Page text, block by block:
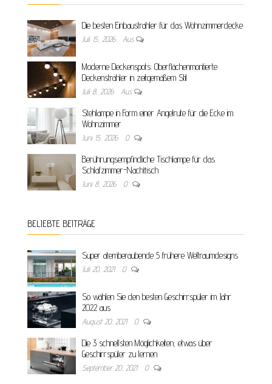
Die besten Einbaustrahler für das Wohnzimmerdecke
Juli 15, 2026 Aus
Moderne Deckenspots: Oberflächenmontierte
Deckenstrahler in zeitgemäßem Stil
Juli 8, 2026 Aus
Stehlampe in Form einer Angelrute für die Ecke im
Wohnzimmer
Juni 15, 2026 0
Berührungsempfindliche Tischlampe für das
Schlafzimmer-Nachttisch
Juni 8, 2026 0
BELIEBTE BEITRÄGE
Super atemberaubende 5 frühere Weltraumdesigns
Juli 20, 2021 0
So wählen Sie den besten Geschirrspüler im Jahr
2022 aus
August 20, 2021 0
Die 3 schnellsten Möglichkeiten, etwas über
Geschirrspüler zu lernen
September 20, 2021 0